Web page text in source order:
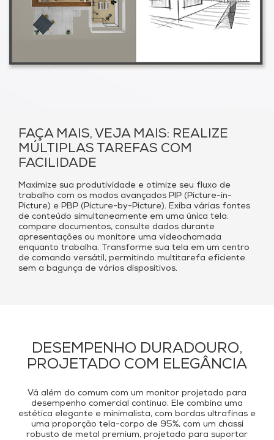
FAÇA MAIS, VEJA MAIS: REALIZE
MÚLTIPLAS TAREFAS COM
FACILIDADE
Maximize sua produtividade e otimize seu fluxo de
trabalho com os modos avançados PIP (Picture-in-
Picture) e PBP (Picture-by-Picture). Exiba várias fontes
de conteúdo simultaneamente em uma única tela:
compare documentos, consulte dados durante
apresentações ou monitore uma videochamada
enquanto trabalha. Transforme sua tela em um centro
de comando versátil, permitindo multitarefa eficiente
sem a bagunça de vários dispositivos.
DESEMPENHO DURADOURO,
PROJETADO COM ELEGÂNCIA
Vá além do comum com um monitor projetado para
desempenho comercial contínuo. Ele combina uma
estética elegante e minimalista, com bordas ultrafinas e
uma proporção tela-corpo de 95%, com um chassi
robusto de metal premium, projetado para suportar